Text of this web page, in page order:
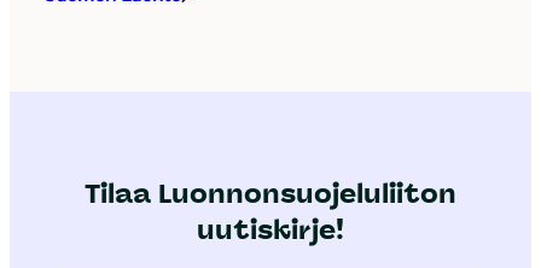
Tilaa Luonnonsuojeluliiton
uutiskirje!